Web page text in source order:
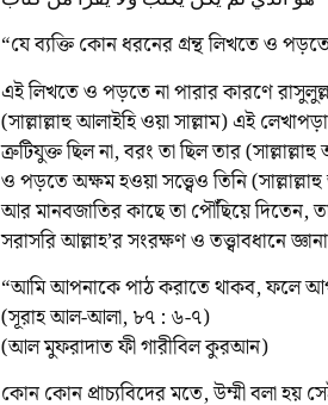
“যে ব্যক্তি কোন ধরনের গ্রন্থ লিখতে ও
এই লিখতে ও পড়তে না পারার কারণে
(সাল্লাল্লাহু আলাইহি ওয়া সাল্লাম) এই
ত্রুটিযুক্ত ছিল না, বরং তা ছিল তার
ও পড়তে অক্ষম হওয়া সত্ত্বেও তিনি
আর মানবজাতির কাছে তা পৌঁছিয়ে দিতেন, তা
সরাসরি আল্লাহ’র সংরক্ষণ ও তত্ত্বাবধানে
“আমি আপনাকে পাঠ করাতে থাকব, ফলে
(সূরাহ আল-আলা, ৮৭ : ৬-৭)
(আল মুফরাদাত ফী গারীবিল কুরআন)
কোন কোন প্রাচ্যবিদের মতে, উম্মী বলা হয়